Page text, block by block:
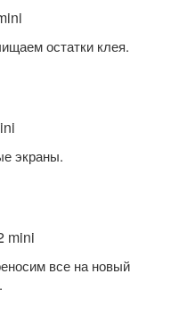
остатки клея.
экраны.
все на новый